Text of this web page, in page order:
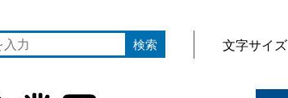
検索 文字サイズ